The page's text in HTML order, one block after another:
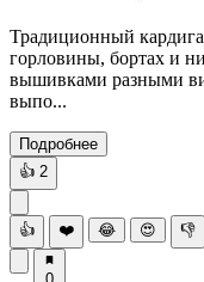
Традиционный
горловины, бортах и
вышивками разными
выпо...
Подробнее
👍 2
👍 ❤️ 😂 😍 👎